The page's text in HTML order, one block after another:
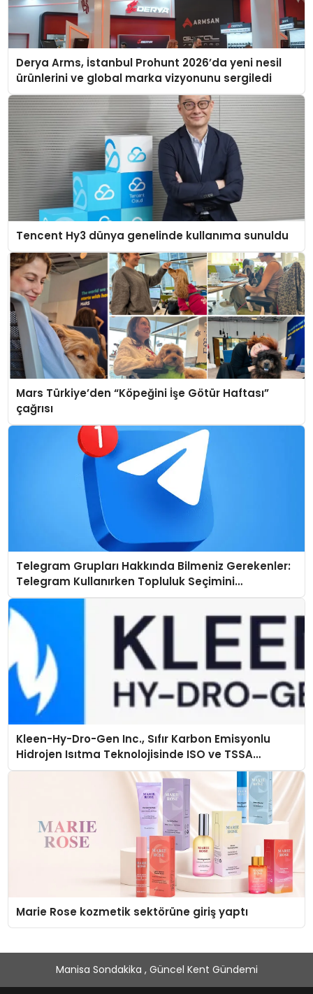
Derya Arms, İstanbul Prohunt 2026’da yeni nesil
ürünlerini ve global marka vizyonunu sergiledi
Tencent Hy3 dünya genelinde kullanıma sunuldu
Mars Türkiye’den “Köpeğini İşe Götür Haftası”
çağrısı
Telegram Grupları Hakkında Bilmeniz Gerekenler:
Telegram Kullanırken Topluluk Seçimini
Kolaylaştırın
Kleen-Hy-Dro-Gen Inc., Sıfır Karbon Emisyonlu
Hidrojen Isıtma Teknolojisinde ISO ve TSSA
Düzenleyici Onaylarını Aldı
Marie Rose kozmetik sektörüne giriş yaptı
Manisa Sondakika , Güncel Kent Gündemi